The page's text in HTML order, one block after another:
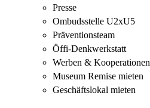
Presse
Ombudsstelle U2xU5
Präventionsteam
Öffi-Denkwerkstatt
Werben & Kooperationen
Museum Remise mieten
Geschäftslokal mieten